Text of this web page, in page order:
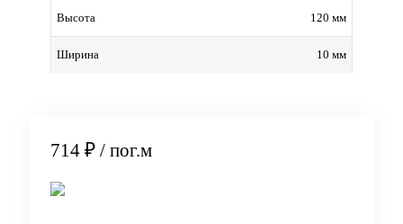
Высота 120 мм
Ширина 10 мм
714 ₽ / пог.м